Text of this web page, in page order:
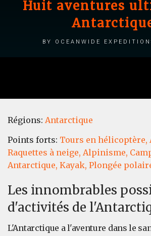
Huit aventures
by Oceanwide
Régions: Antarctique
Points forts: Tours en hélicoptère,
Raquettes à neige, Alpinisme,
Antarctique, Kayak, Plongée
Les innombrables
d'activités de
L'Antarctique a l'aventure dans le